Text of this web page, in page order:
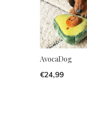
AvocaDog
€24,99